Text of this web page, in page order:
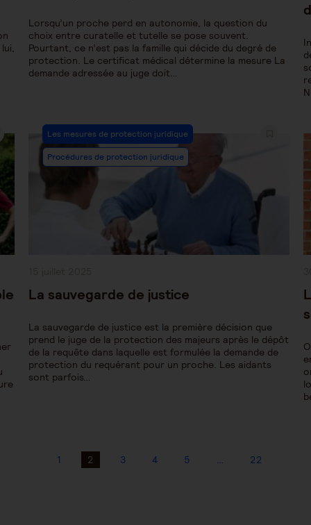
Lorsqu’un proche perd en autonomie, la question du
choix entre curatelle et tutelle se pose souvent.
Pourtant, ce n’est pas la famille qui décide du degré de
protection. Le certificat médical détermine la mesure La
demande adressée au juge doit…
Post
Category:
Les mesures de protection juridique
Procédures de protection juridique
La sauvegarde de justice
La sauvegarde de justice est la première décision que
prend le juge de la protection des majeurs après le dépôt
de la requête dans laquelle est formulée la demande de
protection du requérant pour un proche. Les aidants
sont parfois…
1 2 3 4 5 … 22